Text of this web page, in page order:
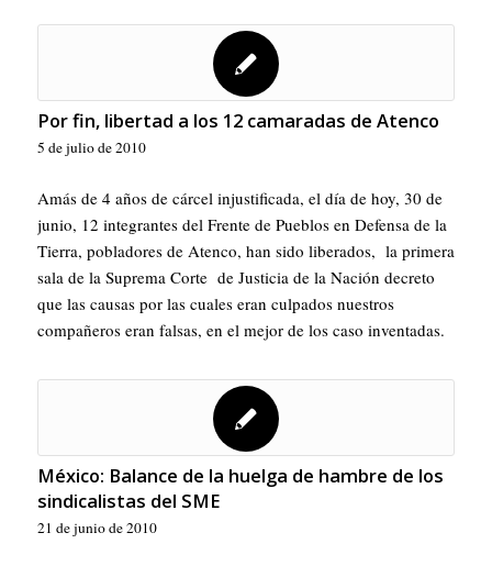
Por fin, libertad a los 12 camaradas de Atenco
5 de julio de 2010
Amás de 4 años de cárcel injustificada, el día de hoy, 30 de
junio, 12 integrantes del Frente de Pueblos en Defensa de la
Tierra, pobladores de Atenco, han sido liberados, la primera
sala de la Suprema Corte de Justicia de la Nación decreto
que las causas por las cuales eran culpados nuestros
compañeros eran falsas, en el mejor de los caso inventadas.
México: Balance de la huelga de hambre de los
sindicalistas del SME
21 de junio de 2010